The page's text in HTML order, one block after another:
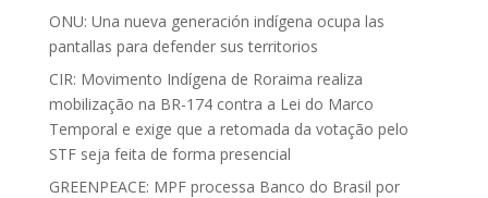
ONU: Una nueva generación indígena ocupa las
pantallas para defender sus territorios
CIR: Movimento Indígena de Roraima realiza
mobilização na BR-174 contra a Lei do Marco
Temporal e exige que a retomada da votação pelo
STF seja feita de forma presencial
GREENPEACE: MPF processa Banco do Brasil por